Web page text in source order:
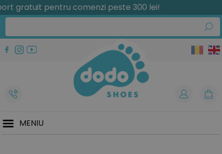
pentru comenzi peste 300 lei!
MENIU